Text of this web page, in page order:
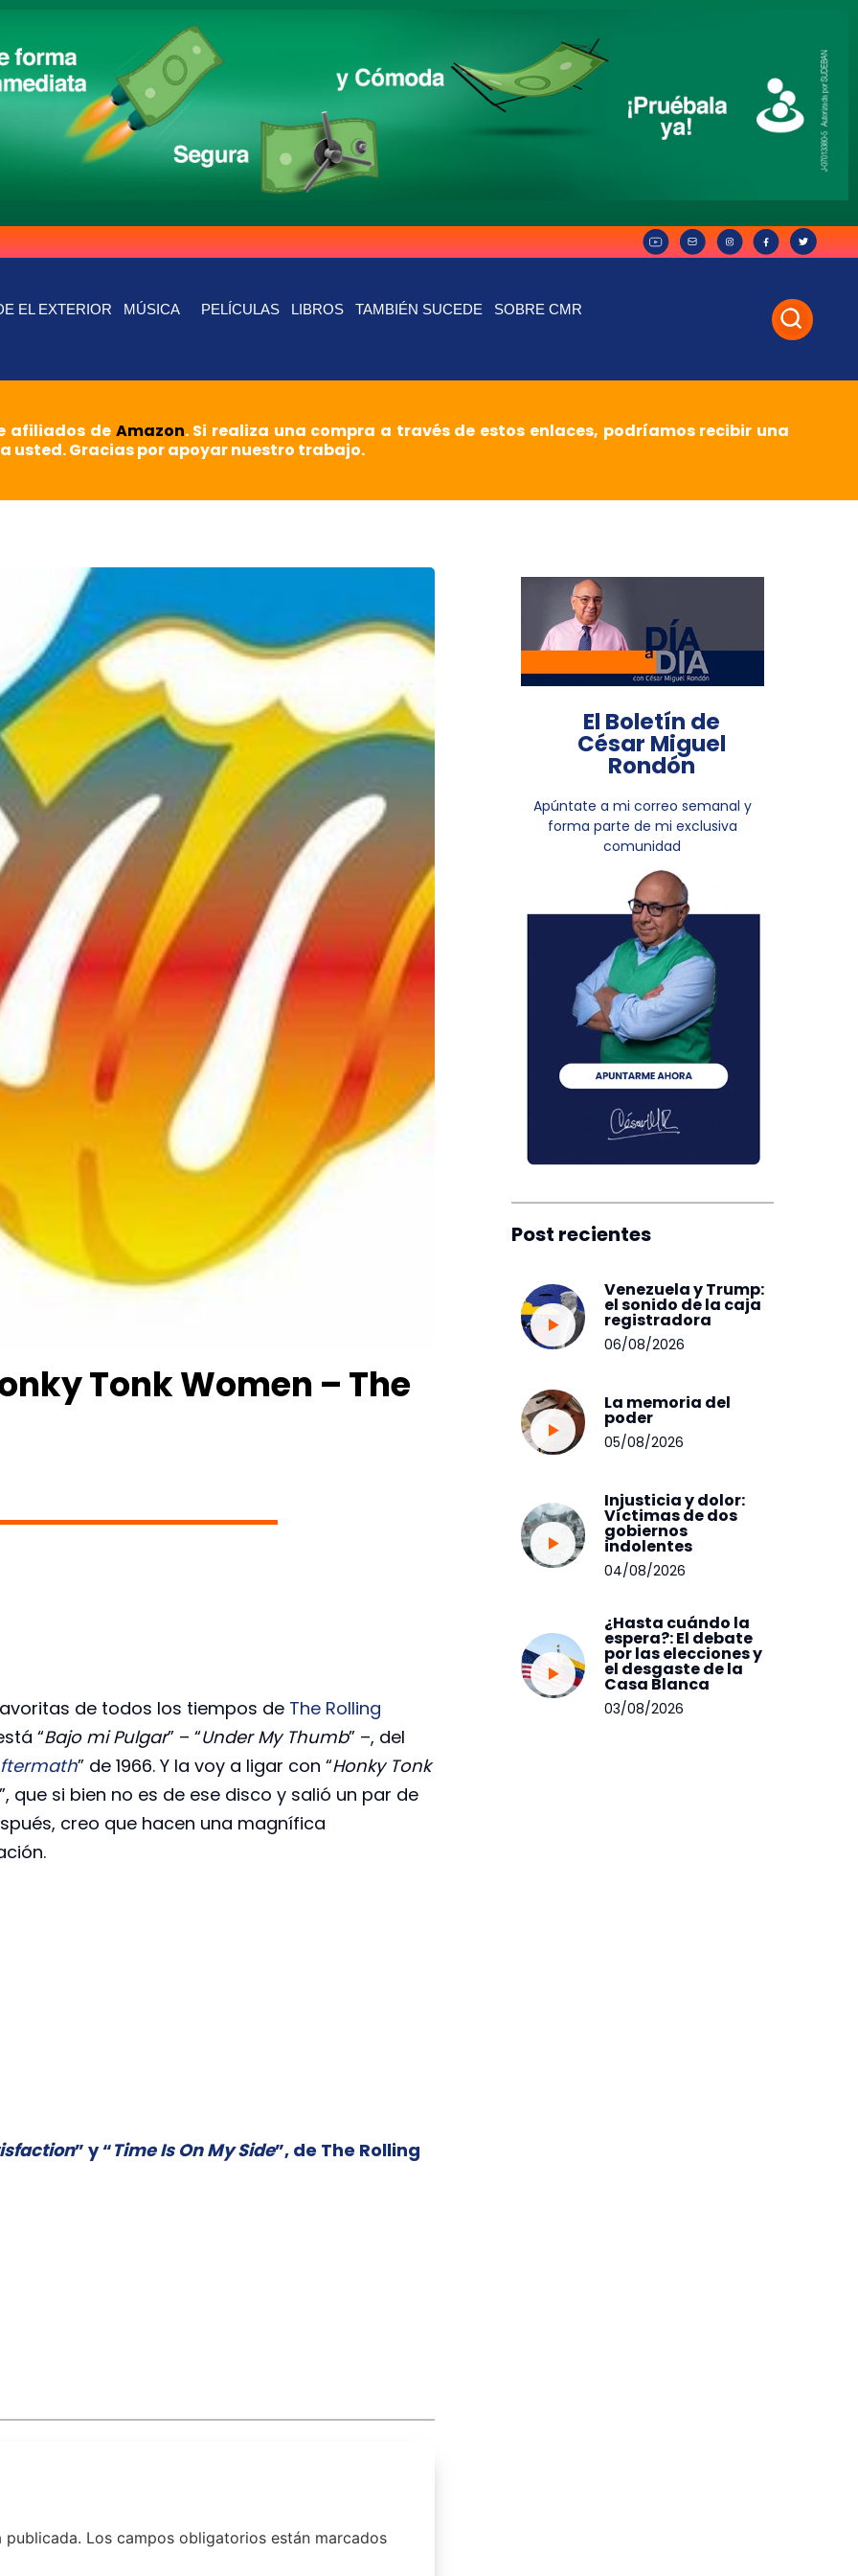
EL EXTERIOR MÚSICA PELÍCULAS LIBROS TAMBIÉN SUCEDE SOBRE CMR
afiliados de Amazon. Si realiza una compra a través de estos enlaces, podríamos recibir una
usted. Gracias por apoyar nuestro trabajo.
Tonk Women – The
de todos los tiempos de The Rolling
“Bajo mi Pulgar” – “Under My Thumb” –, del
” de 1966. Y la voy a ligar con “Honky Tonk
”, que si bien no es de ese disco y salió un par de
creo que hacen una magnífica
” y “Time Is On My Side”, de The Rolling
publicada. Los campos obligatorios están marcados
El Boletín de
César Miguel
Rondón
Apúntate a mi correo semanal y
forma parte de mi exclusiva
comunidad
Post recientes
Venezuela y Trump:
el sonido de la caja
registradora
06/08/2026
La memoria del
poder
05/08/2026
Injusticia y dolor:
Víctimas de dos
gobiernos
indolentes
04/08/2026
¿Hasta cuándo la
espera?: El debate
por las elecciones y
el desgaste de la
Casa Blanca
03/08/2026